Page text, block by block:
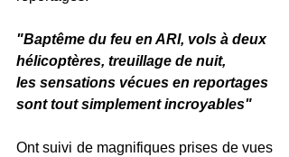
"Baptême du feu en ARI, vols à deux
hélicoptères, treuillage de nuit,
les sensations vécues en reportages
sont tout simplement incroyables"
Ont suivi de magnifiques prises de vues